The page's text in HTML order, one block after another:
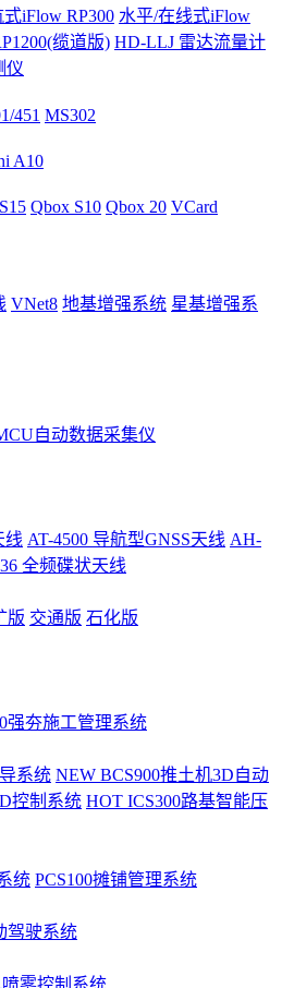
iFlow RP300 水平/在线式iFlow
缆道版) HD-LLJ 雷达流量计
仪
451 MS302
A10
Qbox S10 Qbox 20 VCard
VNet8 地基增强系统 星基增强系
自动数据采集仪
线 AT-4500 导航型GNSS天线 AH-
全频碟状天线
版 交通版 石化版
强夯施工管理系统
系统 NEW BCS900推土机3D自动
控制系统 HOT ICS300路基智能压
统 PCS100摊铺管理系统
驾驶系统
喷雾控制系统